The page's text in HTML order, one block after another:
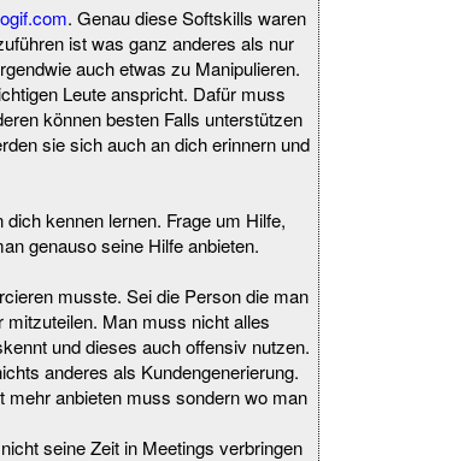
. Genau diese Softskills waren
ist was ganz anderes als nur
auch etwas zu Manipulieren.
Leute anspricht. Dafür muss
können besten Falls unterstützen
sie sich auch an dich erinnern und
kennen lernen. Frage um Hilfe,
genauso seine Hilfe anbieten.
musste. Sei die Person die man
Man muss nicht alles
und dieses auch offensiv nutzen.
anderes als Kundengenerierung.
mehr anbieten muss sondern wo man
seine Zeit in Meetings verbringen